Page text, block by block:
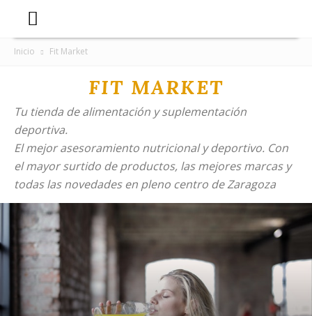
Inicio Fit Market
FIT MARKET
Tu tienda de alimentación y suplementación
deportiva.
El mejor asesoramiento nutricional y deportivo. Con
el mayor surtido de productos, las mejores marcas y
todas las novedades en pleno centro de Zaragoza